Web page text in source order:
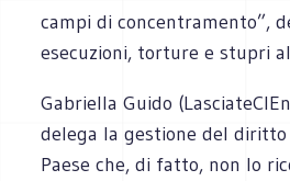
campi di concentramento”,
esecuzioni, torture e stupri
Gabriella Guido
delega la gestione del diritto
Paese che, di fatto, non lo